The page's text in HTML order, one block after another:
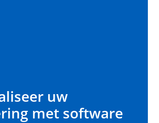
uw
met software